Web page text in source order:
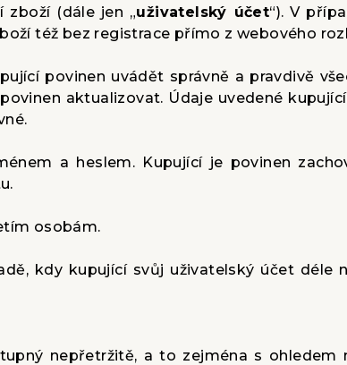
zboží (dále jen „uživatelský účet“). V
též bez registrace přímo z webového
povinen uvádět správně a pravdivě
aktualizovat. Údaje uvedené
a heslem. Kupující je povinen
osobám.
kdy kupující svůj uživatelský účet déle
nepřetržitě, a to zejména s ohledem